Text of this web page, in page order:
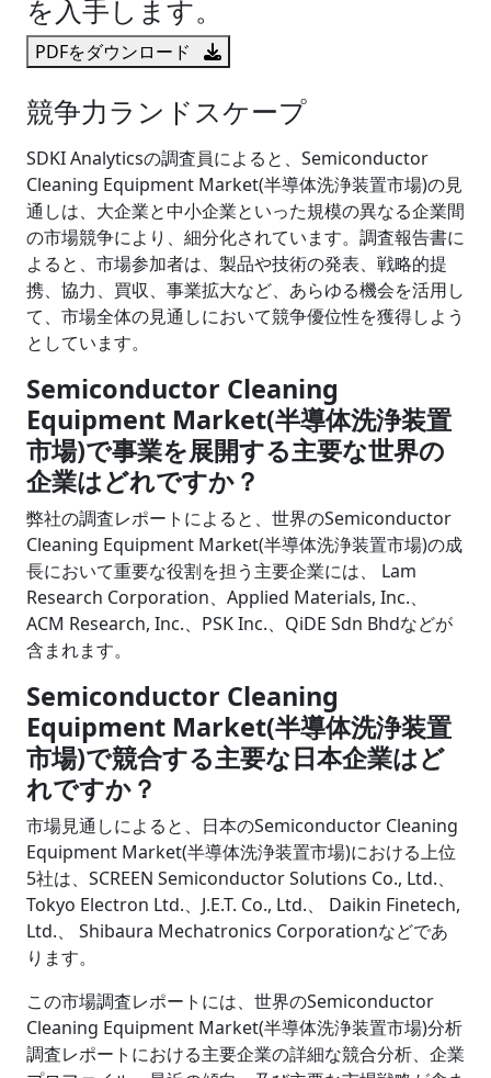
を入手します。
PDFをダウンロード
競争力ランドスケープ
SDKI Analyticsの調査員によると、Semiconductor
Cleaning Equipment Market(半導体洗浄装置市場)の見
通しは、大企業と中小企業といった規模の異なる企業間
の市場競争により、細分化されています。調査報告書に
よると、市場参加者は、製品や技術の発表、戦略的提
携、協力、買収、事業拡大など、あらゆる機会を活用し
て、市場全体の見通しにおいて競争優位性を獲得しよう
としています。
Semiconductor Cleaning
Equipment Market(半導体洗浄装置
市場)で事業を展開する主要な世界の
企業はどれですか？
弊社の調査レポートによると、世界のSemiconductor
Cleaning Equipment Market(半導体洗浄装置市場)の成
長において重要な役割を担う主要企業には、 Lam
Research Corporation、Applied Materials, Inc.、
ACM Research, Inc.、PSK Inc.、QiDE Sdn Bhdなどが
含まれます。
Semiconductor Cleaning
Equipment Market(半導体洗浄装置
市場)で競合する主要な日本企業はど
れですか？
市場見通しによると、日本のSemiconductor Cleaning
Equipment Market(半導体洗浄装置市場)における上位
5社は、SCREEN Semiconductor Solutions Co., Ltd.、
Tokyo Electron Ltd.、J.E.T. Co., Ltd.、 Daikin Finetech,
Ltd.、 Shibaura Mechatronics Corporationなどであ
ります。
この市場調査レポートには、世界のSemiconductor
Cleaning Equipment Market(半導体洗浄装置市場)分析
調査レポートにおける主要企業の詳細な競合分析、企業